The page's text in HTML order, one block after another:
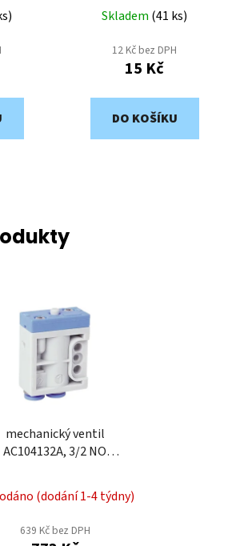
) Skladem (41 ks)
12 Kč bez DPH
15 Kč
DO KOŠÍKU
mechanický ventil
AC104132A, 3/2 NO
(dodání 1-4 týdny)
639 Kč bez DPH